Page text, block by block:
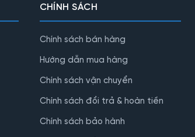
CHÍNH SÁCH
Chính sách bán hàng
Hướng dẫn mua hàng
Chính sách vận chuyển
Chính sách đổi trả & hoàn tiền
Chính sách bảo hành